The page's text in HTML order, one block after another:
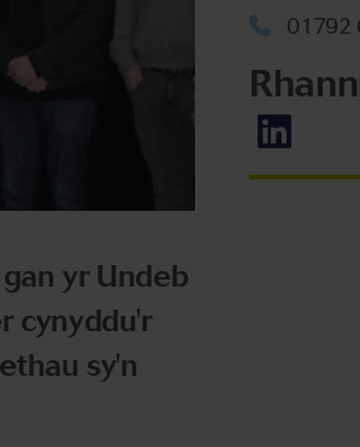
yr Undeb
cynyddu'r
sy'n
01792